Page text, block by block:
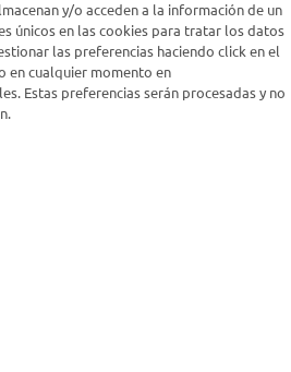
Tasas de interés
Contacto
y/o acceden a la información de un
únicos en las cookies para tratar los datos
las preferencias haciendo click en el
en cualquier momento en
Estas preferencias serán procesadas y no